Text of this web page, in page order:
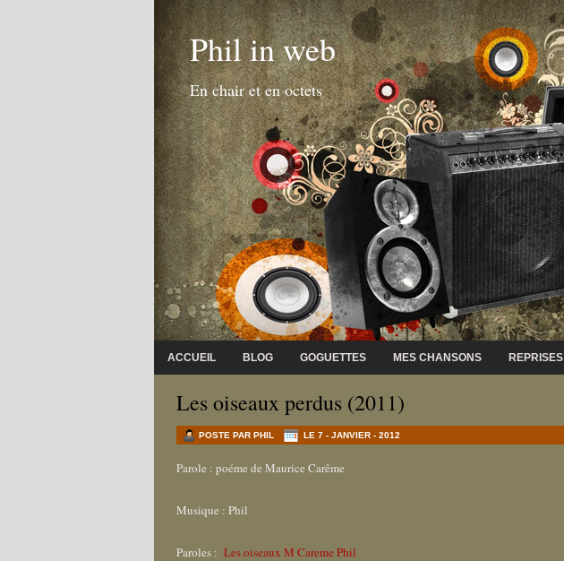
Phil in web
En chair et en octets
ACCUEIL BLOG GOGUETTES MES CHANSONS REPRISES
Les oiseaux perdus (2011)
POSTE PAR PHIL LE 7 - JANVIER - 2012
Parole : poéme de Maurice Carême
Musique : Phil
Paroles : Les oiseaux M Careme Phil